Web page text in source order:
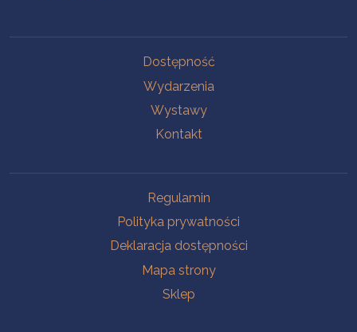
Dostępność
Wydarzenia
Wystawy
Kontakt
Regulamin
Polityka prywatności
Deklaracja dostępności
Mapa strony
Sklep